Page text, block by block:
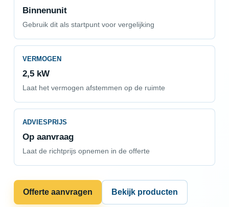
Binnenunit
Gebruik dit als startpunt voor vergelijking
VERMOGEN
2,5 kW
Laat het vermogen afstemmen op de ruimte
ADVIESPRIJS
Op aanvraag
Laat de richtprijs opnemen in de offerte
Offerte aanvragen Bekijk producten